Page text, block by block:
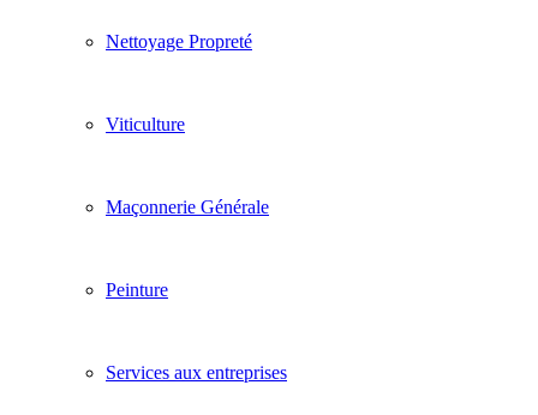
Nettoyage Propreté
Viticulture
Maçonnerie Générale
Peinture
Services aux entreprises